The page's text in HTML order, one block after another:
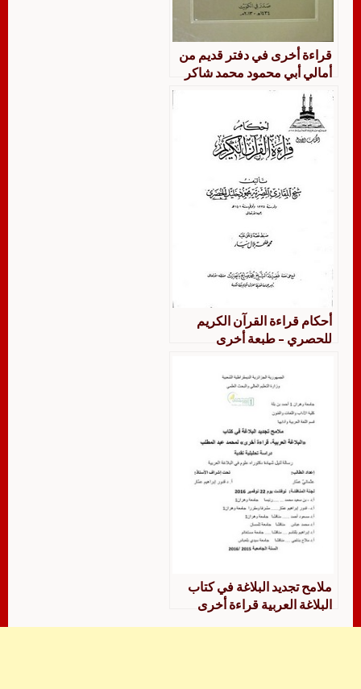
قراءة أخرى في دفتر قديم من
أمالي أبي محمود محمد شاكر
على كتاب الكامل للمبرد
أحكام قراءة القرآن الكريم
للحصري – طبعة أخرى
ملامح تجديد البلاغة في كتاب
البلاغة العربية قراءة أخرى